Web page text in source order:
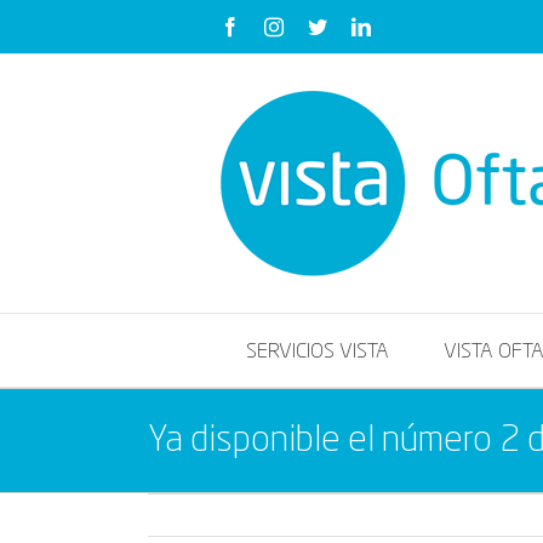
FacebookInstagram
TwitterLinkedIn
SERVICIOS VISTA VISTA
Ya disponible el número 2